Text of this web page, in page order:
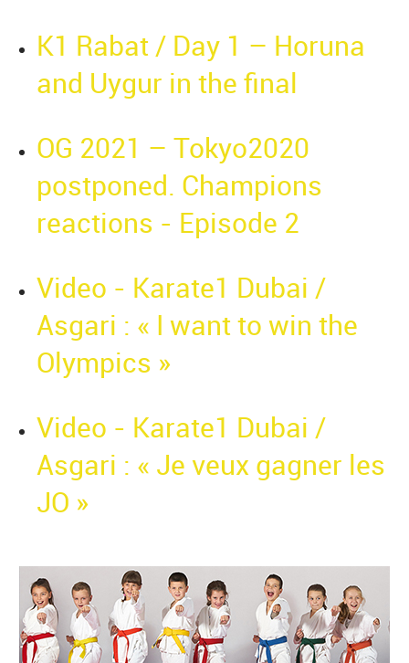
K1 Rabat / Day 1 – Horuna
and Uygur in the final
OG 2021 – Tokyo2020
postponed. Champions
reactions - Episode 2
Video - Karate1 Dubai /
Asgari : « I want to win the
Olympics »
Video - Karate1 Dubai /
Asgari : « Je veux gagner les
JO »